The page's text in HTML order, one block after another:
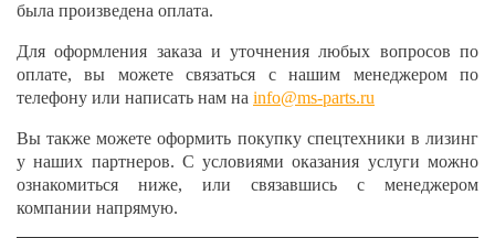
была произведена оплата.
Для оформления заказа и уточнения любых вопросов по
оплате, вы можете связаться с нашим менеджером по
телефону или написать нам на info@ms-parts.ru
Вы также можете оформить покупку спецтехники в лизинг
у наших партнеров. С условиями оказания услуги можно
ознакомиться ниже, или связавшись с менеджером
компании напрямую.